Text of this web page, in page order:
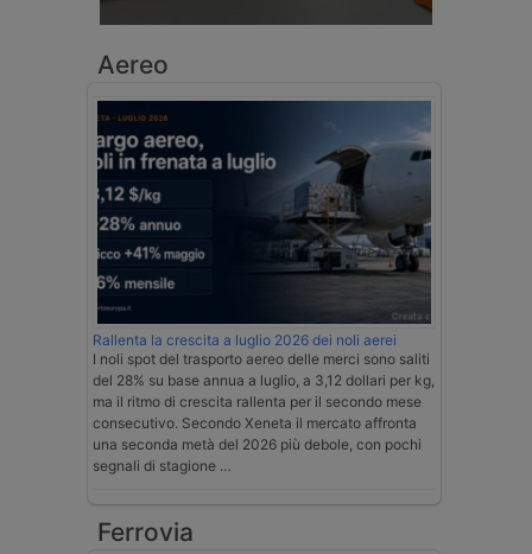
Aereo
Rallenta la crescita a luglio 2026 dei noli aerei
I noli spot del trasporto aereo delle merci sono saliti
del 28% su base annua a luglio, a 3,12 dollari per kg,
ma il ritmo di crescita rallenta per il secondo mese
consecutivo. Secondo Xeneta il mercato affronta
una seconda metà del 2026 più debole, con pochi
segnali di stagione …
Ferrovia